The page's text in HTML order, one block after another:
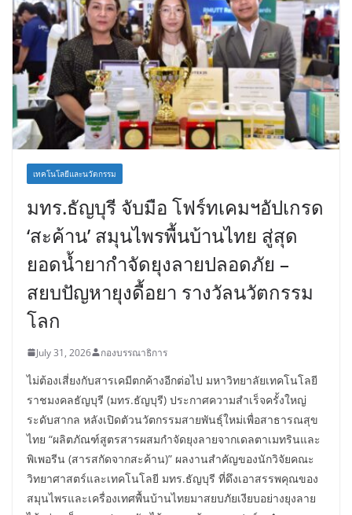
เทคโนโลยีและนวัตกรรม
มทร.ธัญบุรี จับมือ โฟร์ทเคมฯอัปเกรด
‘สะค้าน’ สมุนไพรพื้นบ้านไทย สู่สุด
ยอดน้ำยากำจัดยุงลายปลอดภัย –
สยบปัญหายุงดื้อยา รางวัลนวัตกรรม
โลก
July 31, 2026 กองบรรณาธิการ
ไม่ต้องเสี่ยงกับสารเคมีตกค้างอีกต่อไป มหาวิทยาลัยเทคโนโลยี
ราชมงคลธัญบุรี (มทร.ธัญบุรี) ประกาศความสำเร็จครั้งใหญ่
ระดับสากล หลังเปิดตัวนวัตกรรมสายพันธุ์ใหม่เพื่อสาธารณสุข
ไทย “ผลิตภัณฑ์สูตรสารผสมกำจัดยุงลายจากเดลตาเมทรินและ
พิเพอรีน (สารสกัดจากสะค้าน)” ผลงานสำคัญของนักวิจัยคณะ
วิทยาศาสตร์และเทคโนโลยี มทร.ธัญบุรี ที่ดึงเอาสรรพคุณของ
สมุนไพรและเครื่องเทศพื้นบ้านไทยมาสยบภัยเงียบอย่างยุงลาย